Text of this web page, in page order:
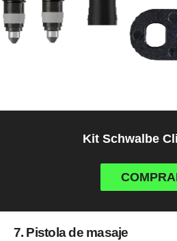
Kit Schwalbe
7. Pistola de masaje